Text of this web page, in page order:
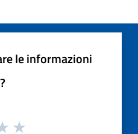
le informazioni